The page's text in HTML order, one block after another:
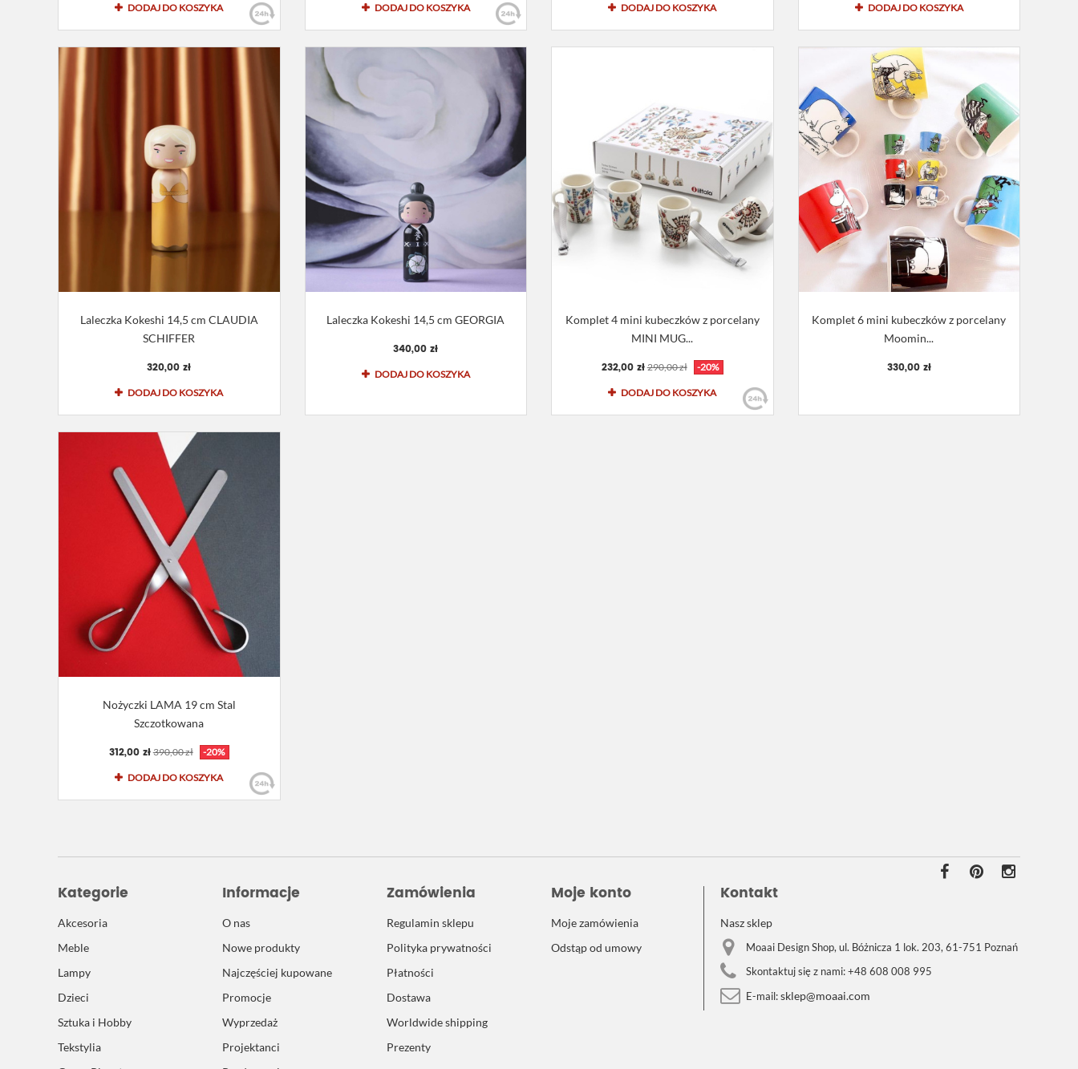
DODAJ DO KOSZYKA DODAJ DO KOSZYKA DODAJ DO KOSZYKA DODAJ DO KOSZYKA
Laleczka Kokeshi 14,5 cm CLAUDIA
SCHIFFER
320,00 zł
DODAJ DO KOSZYKA
Laleczka Kokeshi 14,5 cm GEORGIA
340,00 zł
DODAJ DO KOSZYKA
Komplet 4 mini kubeczków z porcelany
MINI MUG...
232,00 zł 290,00 zł -20%
DODAJ DO KOSZYKA
Komplet 6 mini kubeczków z porcelany
Moomin...
330,00 zł
Nożyczki LAMA 19 cm Stal
Szczotkowana
312,00 zł 390,00 zł -20%
DODAJ DO KOSZYKA
Kategorie
Akcesoria
Meble
Lampy
Dzieci
Sztuka i Hobby
Tekstylia
Informacje
O nas
Nowe produkty
Najczęściej kupowane
Promocje
Wyprzedaż
Projektanci
Zamówienia
Regulamin sklepu
Polityka prywatności
Płatności
Dostawa
Worldwide shipping
Prezenty
Moje konto
Moje zamówienia
Odstąp od umowy
Kontakt
Nasz sklep
Moaai Design Shop, ul. Bóżnicza 1 lok. 203, 61-751 Poznań
Skontaktuj się z nami:+48 608 008 995
E-mail:sklep@moaai.com